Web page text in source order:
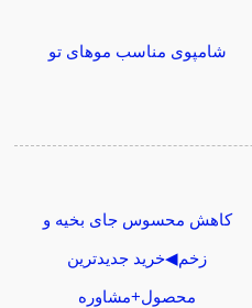
شامپوی مناسب موهای تو
کاهش محسوس جای بخیه و
زخم◀خرید جدیدترین
محصول+مشاوره